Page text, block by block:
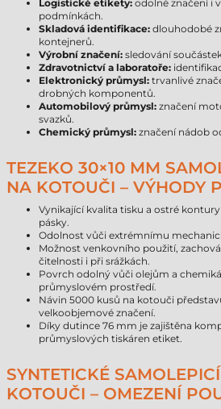
Logistické etikety: odolné značení i
podmínkách.
Skladová identifikace: dlouhodobé
kontejnerů.
Výrobní značení: sledování
Zdravotnictví a laboratoře:
Elektronický průmysl: trvanlivé
drobných komponentů.
Automobilový průmysl: značení
svazků.
Chemický průmysl: značení nádob
TEZEKO 30×10 MM
NA KOTOUČI – VÝHODY
Vynikající kvalita tisku a ostré
pásky.
Odolnost vůči extrémnímu
Možnost venkovního použití,
čitelnosti i při srážkách.
Povrch odolný vůči olejům a
průmyslovém prostředí.
Návin 5000 kusů na kotouči
velkoobjemové značení.
Díky dutince 76 mm je zajištěna
průmyslových tiskáren etiket.
SYNTETICKÉ
KOTOUČI – OMEZENÍ